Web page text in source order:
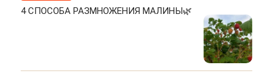
4 СПОСОБА РАЗМНОЖЕНИЯ МАЛИНЫ🌿